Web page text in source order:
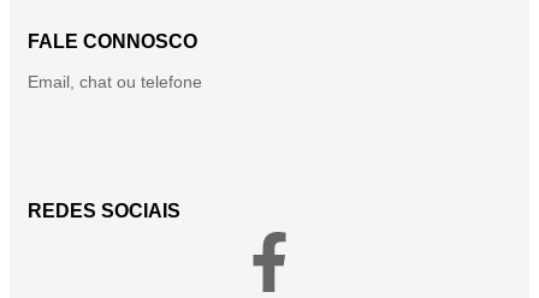
FALE CONNOSCO
Email, chat ou telefone
REDES SOCIAIS